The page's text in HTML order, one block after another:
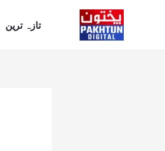
تازہ ترین